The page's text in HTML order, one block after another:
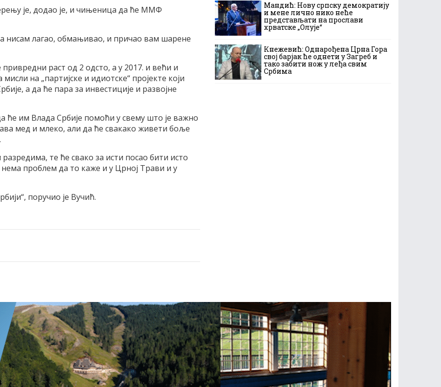
је, додао је, и чињеница да ће ММФ
нисам лагао, обмањивао, и причао вам шарене
привредни раст од 2 одсто, а у 2017. и већи и
на „партијске и идиотске“ пројекте који
а да ће пара за инвестиције и развојне
ће им Влада Србије помоћи у свему што је важно
мед и млеко, али да ће свакако живети боље
те ће свако за исти посао бити исто
проблем да то каже и у Црној Трави и у
поручио је Вучић.
Мандић: Нову српску демократију
и мене лично нико неће
представљати на прослави
хрватске „Олује“
Кнежевић: Однарођена Црна Гора
свој барјак ће однети у Загреб и
тако забити нож у леђа свим
Србима